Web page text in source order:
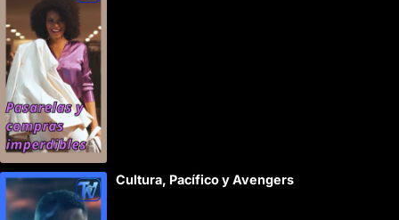
Cultura, Pacífico y Avengers